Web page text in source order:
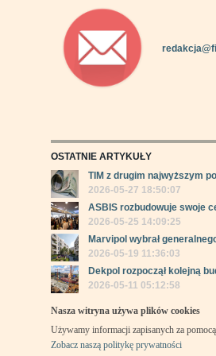
OSTATNIE ARTYKUŁY
TIM z drugim najwyższym
2026-05-27 18:50:07
ASBIS rozbudowuje swoje
2026-05-25 14:09:25
Marvipol wybrał
2026-05-19 11:36:03
Dekpol rozpoczął kolejną
2026-05-11 05:12:58
Nasza witryna używa plików cookies
Używamy informacji zapisanych za
Zobacz naszą politykę prywatności